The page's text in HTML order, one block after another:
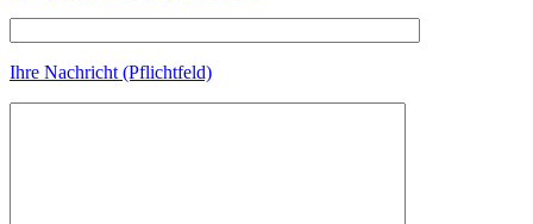
Ihre Nachricht (Pflichtfeld)